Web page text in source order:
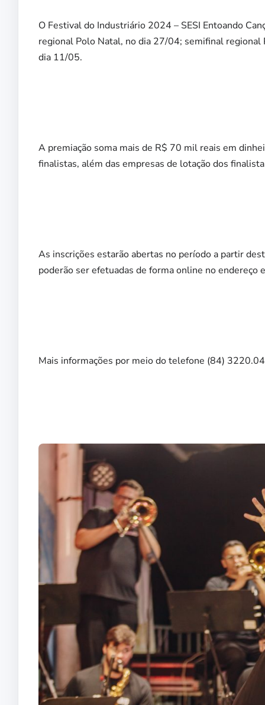
O Festival do Industriário 2024 – SESI Entoando
regional Polo Natal, no dia 27/04; semifinal
dia 11/05.
A premiação soma mais de R$ 70 mil reais em
finalistas, além das empresas de lotação dos
As inscrições estarão abertas no período a partir
poderão ser efetuadas de forma online no endereço
Mais informações por meio do telefone (84)